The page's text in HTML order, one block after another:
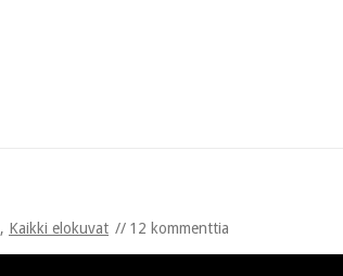
, Kaikki elokuvat 12 kommenttia